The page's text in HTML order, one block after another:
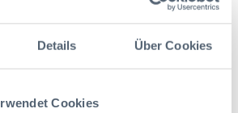
Details Über Cookies
Cookies
finden